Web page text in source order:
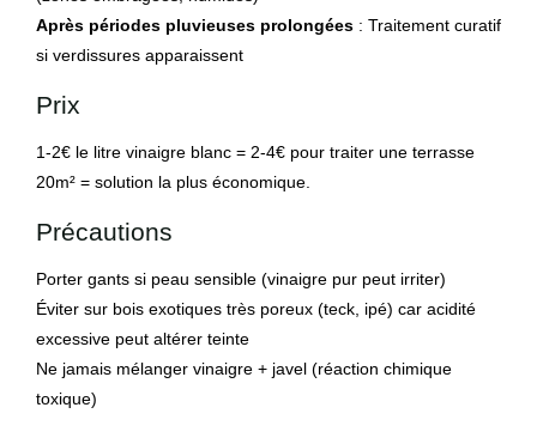
Après périodes pluvieuses prolongées : Traitement curatif
si verdissures apparaissent
Prix
1-2€ le litre vinaigre blanc = 2-4€ pour traiter une terrasse
20m² = solution la plus économique.
Précautions
Porter gants si peau sensible (vinaigre pur peut irriter)
Éviter sur bois exotiques très poreux (teck, ipé) car acidité
excessive peut altérer teinte
Ne jamais mélanger vinaigre + javel (réaction chimique
toxique)